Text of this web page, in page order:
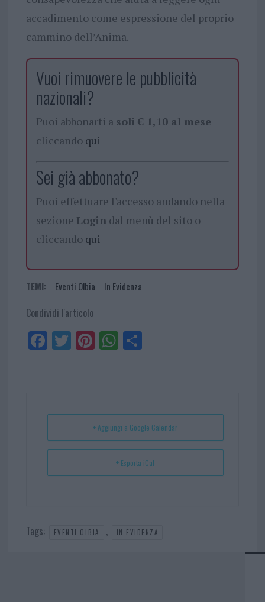
accadimento come espressione del proprio
cammino dell’Anima.
Vuoi rimuovere le pubblicità
nazionali?
Puoi abbonarti a soli € 1,10 al mese
cliccando qui
Sei già abbonato?
Puoi effettuare l'accesso andando nella
sezione Logindal menù del sito o
cliccando qui
TEMI: Eventi Olbia In Evidenza
Condividi l'articolo
Fa
ce
Tw
itt
Pi
nt
t
W
ha
p
Sh
+ Aggiungi a Google Calendar
+ Esporta iCal
Tags: EVENTI OLBIA , IN EVIDENZA